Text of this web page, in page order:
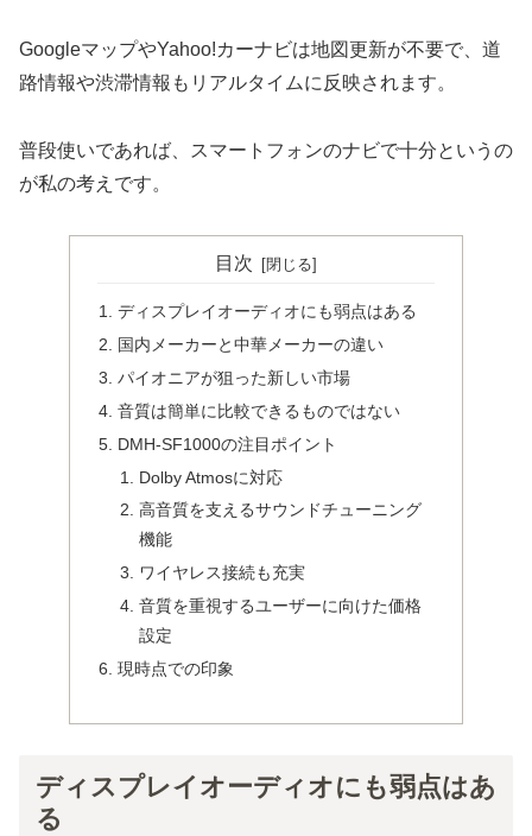
GoogleマップやYahoo!カーナビは地図更新が不要で、道
路情報や渋滞情報もリアルタイムに反映されます。
普段使いであれば、スマートフォンのナビで十分というの
が私の考えです。
目次
ディスプレイオーディオにも弱点はある
国内メーカーと中華メーカーの違い
パイオニアが狙った新しい市場
音質は簡単に比較できるものではない
DMH-SF1000の注目ポイント
Dolby Atmosに対応
高音質を支えるサウンドチューニング
機能
ワイヤレス接続も充実
音質を重視するユーザーに向けた価格
設定
現時点での印象
ディスプレイオーディオにも弱点はあ
る